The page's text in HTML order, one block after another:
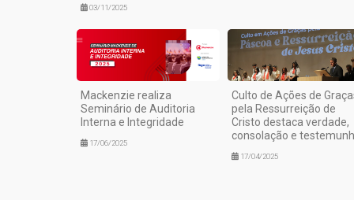
03/11/2025
Mackenzie realiza
Seminário de Auditoria
Interna e Integridade
17/06/2025
Culto de Ações de
pela Ressurreição de
Cristo destaca verdade,
consolação e
17/04/2025